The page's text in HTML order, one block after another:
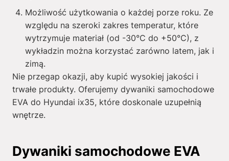
Możliwość użytkowania o każdej porze roku. Ze
względu na szeroki zakres temperatur, które
wytrzymuje materiał (od -30°C do +50°C), z
wykładzin można korzystać zarówno latem, jak i
zimą.
Nie przegap okazji, aby kupić wysokiej jakości i
trwałe produkty. Oferujemy dywaniki samochodowe
EVA do Hyundai ix35, które doskonale uzupełnią
wnętrze.
Dywaniki samochodowe EVA